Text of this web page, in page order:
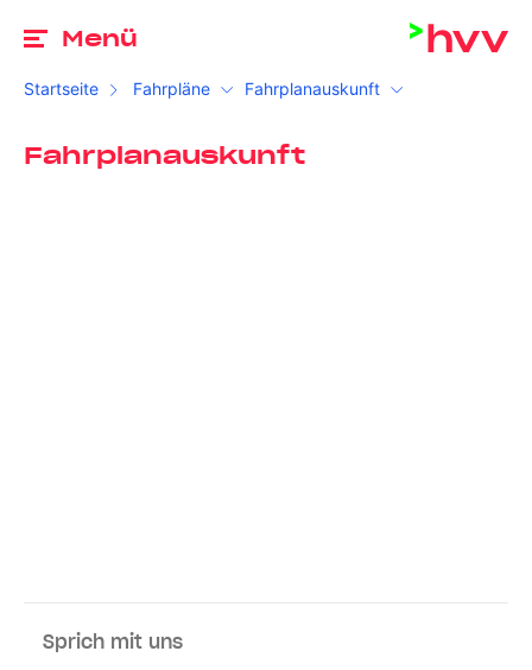
Menü
Startseite Fahrpläne Fahrplanauskunft
Fahrplanauskunft
Sprich mit uns